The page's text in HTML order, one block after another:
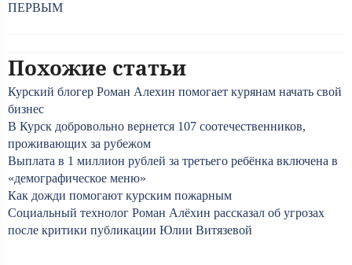
ПЕРВЫМ
Похожие статьи
Курский блогер Роман Алехин помогает курянам начать свой
бизнес
В Курск добровольно вернется 107 соотечественников,
проживающих за рубежом
Выплата в 1 миллион рублей за третьего ребёнка включена в
«демографическое меню»
Как дожди помогают курским пожарным
Социальный технолог Роман Алёхин рассказал об угрозах
после критики публикации Юлии Витязевой